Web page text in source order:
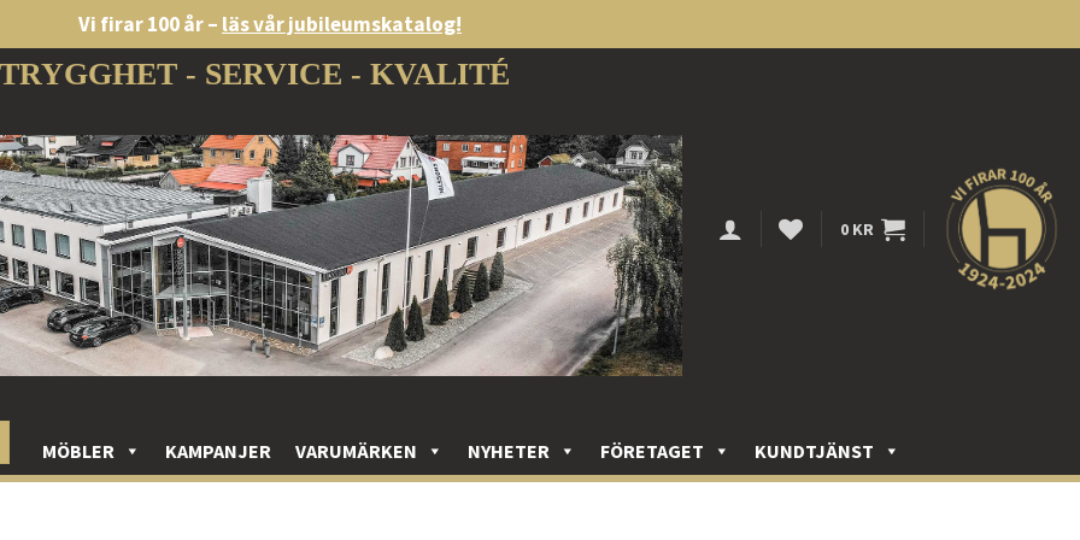
Vi firar 100 år – läs vår jubileumskatalog!
TRYGGHET - SERVICE - KVALITÉ
0 KR
MÖBLER KAMPANJER VARUMÄRKEN NYHETER FÖRETAGET KUNDTJÄNST